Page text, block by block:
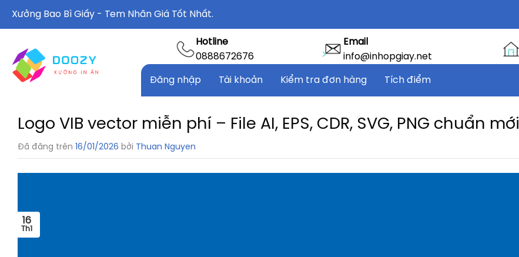
dung
Xưởng Bao Bì Giấy - Tem Nhãn Giá Tốt Nhất.
Hotline
0888672676
Email
info@inhopgiay.net
Đăng nhập Tài khoản Kiểm tra đơn hàng Tích điểm
Logo VIB vector miễn phí – File AI, EPS, CDR, SVG, PNG chuẩn mới
Đã đăng trên 16/01/2026 bởi Thuan Nguyen
16
Th1